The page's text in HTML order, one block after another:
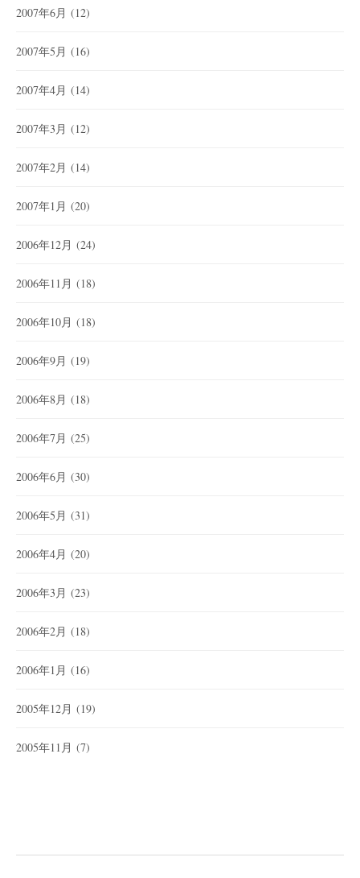
2007年6月 (12)
2007年5月 (16)
2007年4月 (14)
2007年3月 (12)
2007年2月 (14)
2007年1月 (20)
2006年12月 (24)
2006年11月 (18)
2006年10月 (18)
2006年9月 (19)
2006年8月 (18)
2006年7月 (25)
2006年6月 (30)
2006年5月 (31)
2006年4月 (20)
2006年3月 (23)
2006年2月 (18)
2006年1月 (16)
2005年12月 (19)
2005年11月 (7)